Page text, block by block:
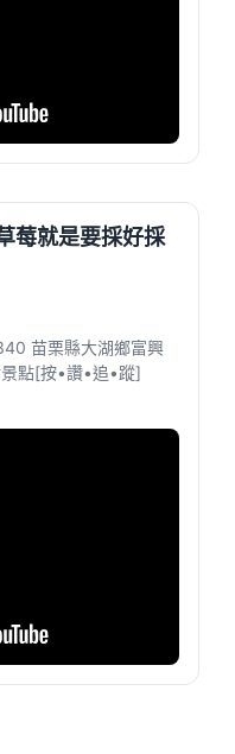
莓就是要採好採
苗栗縣大湖鄉富興
點[按•讚•追•蹤]